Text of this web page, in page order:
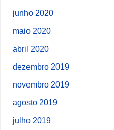
junho 2020
maio 2020
abril 2020
dezembro 2019
novembro 2019
agosto 2019
julho 2019